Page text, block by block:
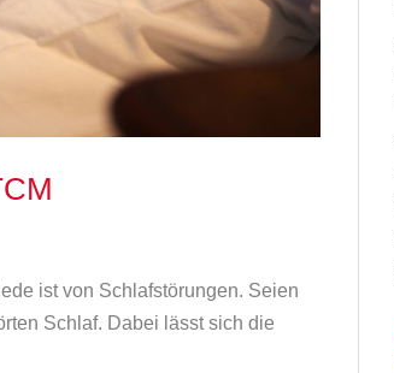
ist von Schlafstörungen. Seien
Schlaf. Dabei lässt sich die